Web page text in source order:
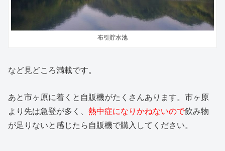
布引貯水池
など見どころ満載です。
あと市ヶ原に着くと自販機がたくさんあります。市ヶ原
より先は急登が多く、熱中症になりかねないので飲み物
が足りないと感じたら自販機で購入してください。